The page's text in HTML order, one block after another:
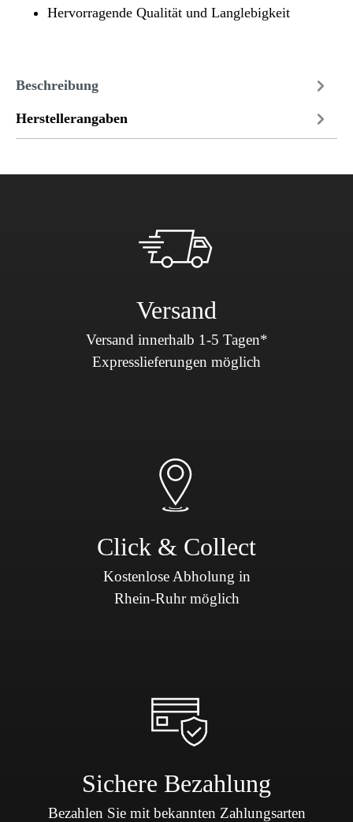
Hervorragende Qualität und Langlebigkeit
Beschreibung
Herstellerangaben
Versand
Versand innerhalb 1-5 Tagen*
Expresslieferungen möglich
Click & Collect
Kostenlose Abholung in
Rhein-Ruhr möglich
Sichere Bezahlung
Bezahlen Sie mit bekannten Zahlungsarten